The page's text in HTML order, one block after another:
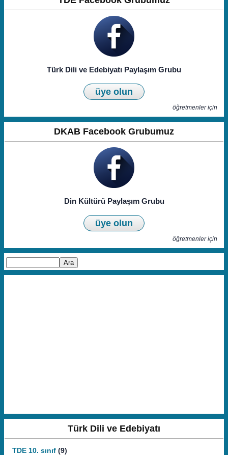
Türk Dili ve Edebiyatı Paylaşım Grubu
üye olun
öğretmenler için
DKAB Facebook Grubumuz
Din Kültürü Paylaşım Grubu
üye olun
öğretmenler için
Türk Dili ve Edebiyatı
TDE 10. sınıf (9)